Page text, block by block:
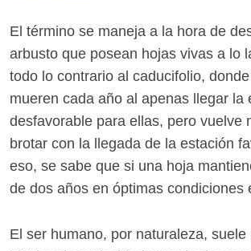
El término se maneja a la hora de
arbusto que posean hojas vivas a lo
todo lo contrario al caducifolio,
mueren cada año al apenas llegar la
desfavorable para ellas, pero vuelve
brotar con la llegada de la estación
eso, se sabe que si una hoja
de dos años en óptimas condiciones
El ser humano, por naturaleza,